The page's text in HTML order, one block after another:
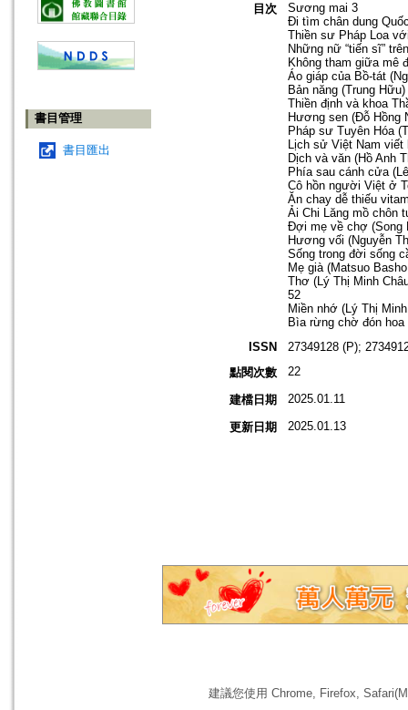
書目管理
書目匯出
目次
Sương mai 3
Đi tìm chân dung
Thiền sư Pháp Loa
Những nữ “tiến sĩ”
Không tham giữa mê
Áo giáp của Bồ-tát
Bản năng (Trung Hữu)
Thiền định và khoa
Hương sen (Đỗ Hồng
Pháp sư Tuyên Hóa
Lịch sử Việt Nam viết
Dịch và văn (Hồ Anh
Phía sau cánh cửa
Cô hồn người Việt ở
Ăn chay dễ thiếu
Ải Chi Lăng mồ chôn
Đợi mẹ về chợ (Song
Hương vối (Nguyễn
Sống trong đời sống
Mẹ già (Matsuo
Thơ (Lý Thị Minh
52
Miền nhớ (Lý Thị
Bìa rừng chờ đón hoa
ISSN
27349128 (P);
點閱次數
22
建檔日期 2025.01.11
更新日期 2025.01.13
建議您使用 Chrome, Firefox,